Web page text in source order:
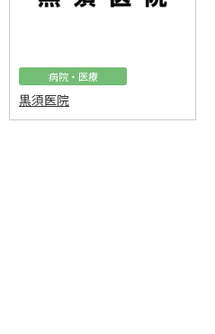
病院・医療
黒須医院